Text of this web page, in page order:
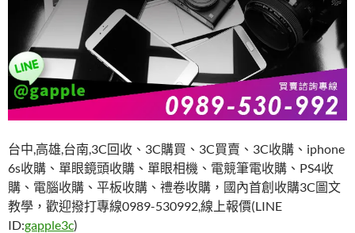
台中,高雄,台南,3C回收、3C購買、3C買賣、3C收購、iphone
6s收購、單眼鏡頭收購、單眼相機、電競筆電收購、PS4收
購、電腦收購、平板收購、禮卷收購，國內首創收購3C圖文
教學，歡迎撥打專線0989-530992,線上報價(LINE
ID:gapple3c)